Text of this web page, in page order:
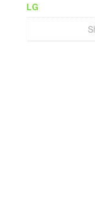
LG